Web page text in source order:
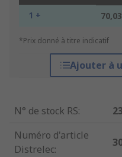
1 +
*Prix donné à titre indicatif
Ajouter à
N° de stock RS:
Numéro d'article
Distrelec: